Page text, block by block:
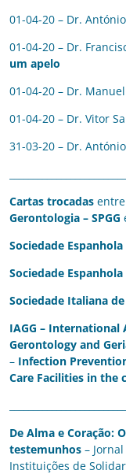
01-04-20 – Dr.
01-04-20 – Dr.
um apelo
01-04-20 – Dr.
01-04-20 – Dr. Vitor
31-03-20 – Dr.
Cartas trocadas
Gerontologia – SPGG
Sociedade
Sociedade
Sociedade Italiana
IAGG – International
Gerontology and
– Infection
Care Facilities in the
De Alma e Coração:
testemunhos –
Instituições de